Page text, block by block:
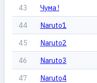
43 Чума !
44
Naruto1
45
Naruto2
46
Naruto3
47
Naruto4